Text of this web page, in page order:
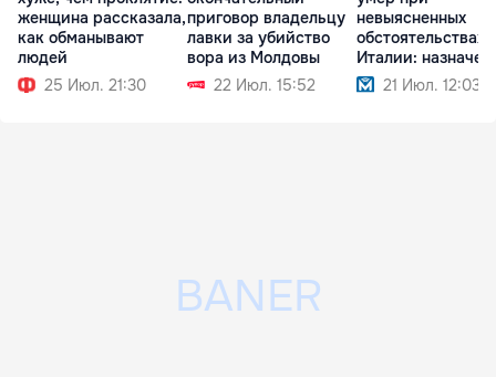
женщина рассказала,
как обманывают
людей
25 Июл. 21:30
приговор владельцу
лавки за убийство
вора из Молдовы
22 Июл. 15:52
невыясненных
обстоятельствах
Италии:
вскрытие
21 Июл. 12:03